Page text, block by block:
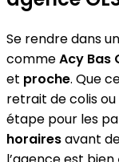
Se rendre dans
commeAcy Bas
et proche. Que
retrait de colis ou
étape pour les
horairesavant